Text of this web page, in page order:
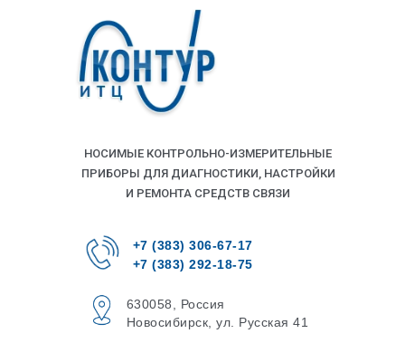
НОСИМЫЕ КОНТРОЛЬНО-ИЗМЕРИТЕЛЬНЫЕ
ПРИБОРЫ ДЛЯ ДИАГНОСТИКИ, НАСТРОЙКИ
И РЕМОНТА СРЕДСТВ СВЯЗИ
+7 (383) 306-67-17
+7 (383) 292-18-75
630058, Россия
Новосибирск, ул. Русская 41